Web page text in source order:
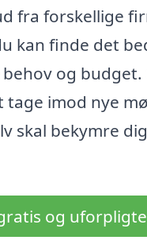
fra forskellige
kan finde det
og budget.
tage imod nye
skal bekymre
og